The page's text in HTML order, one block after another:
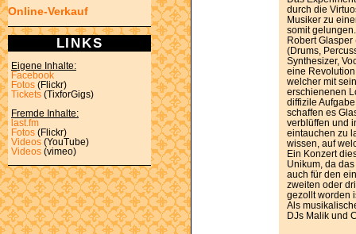
Online-Verkauf
LINKS
Eigene Inhalte:
Facebook
Fotos (Flickr)
Tickets (TixforGigs)
Fremde Inhalte:
last.fm
Fotos (Flickr)
Videos (YouTube)
Videos (vimeo)
durch die
Musiker zu
somit
Robert
(Drums,
Synthesizer,
eine
welcher mit
erschienenen
diffizile
schaffen es
verblüffen und
eintauchen zu
wissen, auf
Ein Konzert
Unikum, da
auch für den
zweiten oder
gezollt worden
Als
DJs Malik und